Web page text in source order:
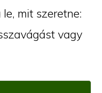
mit szeretne:
vagy